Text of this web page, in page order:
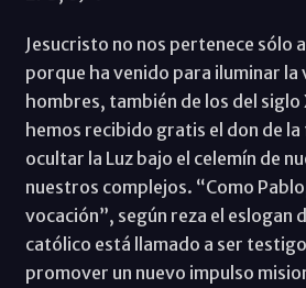
Jesucristo no nos pertenece sólo
porque ha venido para iluminar la
hombres, también de los del siglo
hemos recibido gratis el don de
ocultar la Luz bajo el celemín de
nuestros complejos. “Como
vocación”, según reza el eslogan
católico está llamado a ser
promover un nuevo impulso